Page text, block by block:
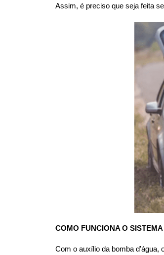
Assim, é preciso que seja feita
COMO FUNCIONA O
Com o auxílio da bomba